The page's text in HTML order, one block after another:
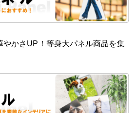
やかさUP！等身大パネル商品を集